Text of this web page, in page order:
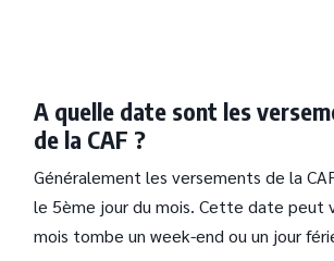
A quelle date sont les
de la CAF ?
Généralement les versements de la
le 5ème jour du mois. Cette date peut
mois tombe un week-end ou un jour